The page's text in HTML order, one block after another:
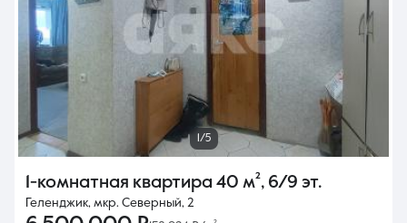
1/5
1-комнатная квартира 40 м², 6/9 эт.
Геленджик, мкр. Северный, 2